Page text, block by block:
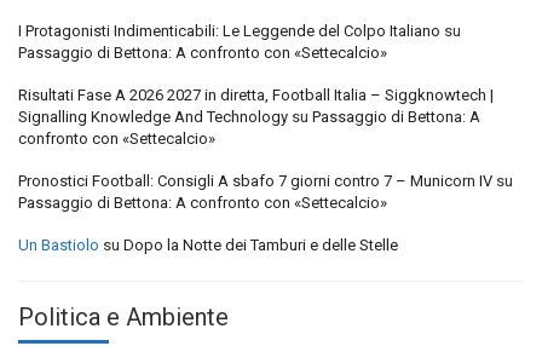
I Protagonisti Indimenticabili: Le Leggende del Colpo Italiano su
Passaggio di Bettona: A confronto con «Settecalcio»
Risultati Fase A 2026 2027 in diretta, Football Italia – Siggknowtech |
Signalling Knowledge And Technology su Passaggio di Bettona: A
confronto con «Settecalcio»
Pronostici Football: Consigli A sbafo 7 giorni contro 7 – Municorn IV su
Passaggio di Bettona: A confronto con «Settecalcio»
Un Bastiolo su Dopo la Notte dei Tamburi e delle Stelle
Politica e Ambiente